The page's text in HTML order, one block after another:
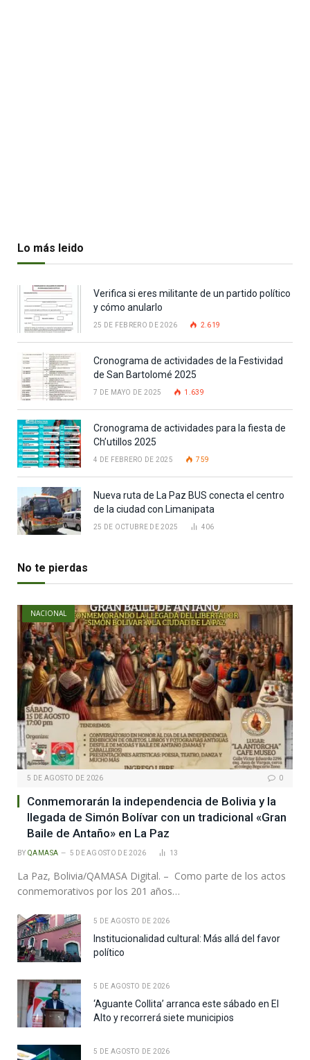
Lo más leido
Verifica si eres militante de un partido político
y cómo anularlo
25 DE FEBRERO DE 2026 2.619
Cronograma de actividades de la Festividad
de San Bartolomé 2025
7 DE MAYO DE 2025 1.639
Cronograma de actividades para la fiesta de
Ch’utillos 2025
4 DE FEBRERO DE 2025 759
Nueva ruta de La Paz BUS conecta el centro
de la ciudad con Limanipata
25 DE OCTUBRE DE 2025 406
No te pierdas
NACIONAL
5 DE AGOSTO DE 2026 0
Conmemorarán la independencia de Bolivia y la
llegada de Simón Bolívar con un tradicional «Gran
Baile de Antaño» en La Paz
BY QAMASA 5 DE AGOSTO DE 2026 13
La Paz, Bolivia/QAMASA Digital. – Como parte de los actos
conmemorativos por los 201 años…
5 DE AGOSTO DE 2026
Institucionalidad cultural: Más allá del favor
político
5 DE AGOSTO DE 2026
‘Aguante Collita’ arranca este sábado en El
Alto y recorrerá siete municipios
5 DE AGOSTO DE 2026